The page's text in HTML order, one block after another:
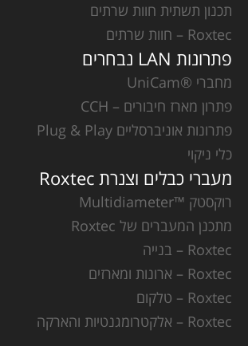
תכנון תשתית חוות שרתים
Roxtec – חוות שרתים
פתרונות LAN נבחרים
מחברי ®UniCam
פתרון מארז חיבורים – CCH
פתרונות אוניברסליים Plug & Play
כלי ניקוי
מעברי כבלים וצנרת Roxtec
רוקסטק ™Multidiameter
מתכנן המעברים של Roxtec
Roxtec – בנייה
Roxtec – ארונות ומארזים
Roxtec – טלקום
Roxtec – אלקטרומגנטיות והארקה